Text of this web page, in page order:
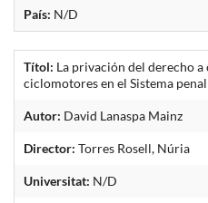
País: N/D
Títol: La privación del derecho
ciclomotores en el Sistema
Autor: David Lanaspa Mainz
Director: Torres Rosell, Núria
Universitat: N/D